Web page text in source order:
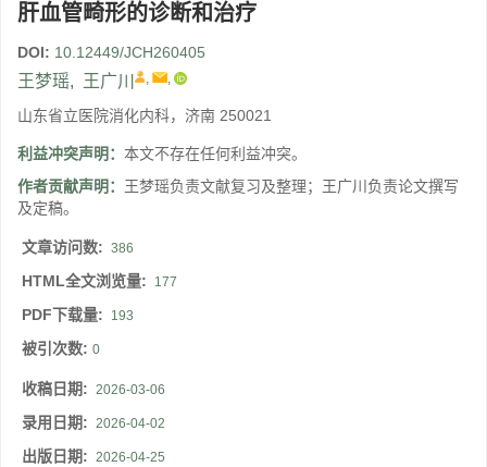
肝血管畸形的诊断和治疗
DOI: 10.12449/JCH260405
王梦瑶, 王广川 , ,
山东省立医院消化内科，济南 250021
利益冲突声明： 本文不存在任何利益冲突。
作者贡献声明： 王梦瑶负责文献复习及整理；王广川负责论文撰写
及定稿。
文章访问数: 386
HTML全文浏览量: 177
PDF下载量: 193
被引次数: 0
收稿日期: 2026-03-06
录用日期: 2026-04-02
出版日期: 2026-04-25